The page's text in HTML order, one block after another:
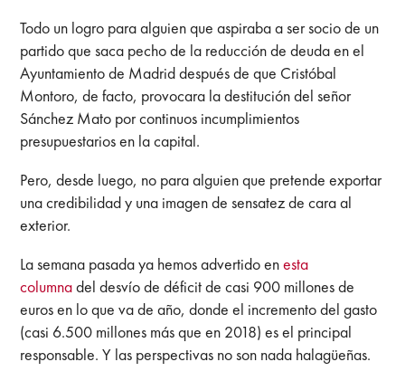
Todo un logro para alguien que aspiraba a ser socio de un
partido que saca pecho de la reducción de deuda en el
Ayuntamiento de Madrid después de que Cristóbal
Montoro, de facto, provocara la destitución del señor
Sánchez Mato por continuos incumplimientos
presupuestarios en la capital.
Pero, desde luego, no para alguien que pretende exportar
una credibilidad y una imagen de sensatez de cara al
exterior.
La semana pasada ya hemos advertido enesta
columnadel desvío de déficit de casi 900 millones de
euros en lo que va de año, donde el incremento del gasto
(casi 6.500 millones más que en 2018) es el principal
responsable. Y las perspectivas no son nada halagüeñas.